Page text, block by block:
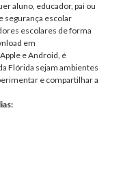
aluno, educador, pai ou
segurança escolar
escolares de forma
em
e Android, é
Flórida sejam ambientes
e compartilhar a